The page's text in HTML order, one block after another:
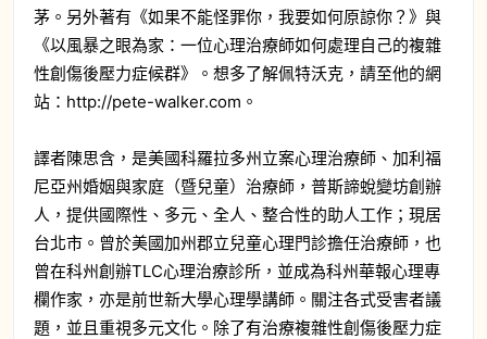
茅。另外著有《如果不能怪罪你，我要如何原諒你？》與
《以風暴之眼為家：一位心理治療師如何處理自己的複雜
性創傷後壓力症候群》。想多了解佩特沃克，請至他的網
站：http://pete-walker.com。
譯者陳思含，是美國科羅拉多州立案心理治療師、加利福
尼亞州婚姻與家庭（暨兒童）治療師，普斯諦蛻變坊創辦
人，提供國際性、多元、全人、整合性的助人工作；現居
台北市。曾於美國加州郡立兒童心理門診擔任治療師，也
曾在科州創辦TLC心理治療診所，並成為科州華報心理專
欄作家，亦是前世新大學心理學講師。關注各式受害者議
題，並且重視多元文化。除了有治療複雜性創傷後壓力症